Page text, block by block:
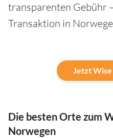
transparenten Gebühr
Transaktion in
Jetzt
Die besten Orte zum
Norwegen